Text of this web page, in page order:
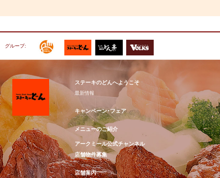
グループ:
ステーキのどんへようこそ
最新情報
キャンペーン･フェア
メニューのご紹介
アークミール公式チャンネル
店舗物件募集
店舗案内